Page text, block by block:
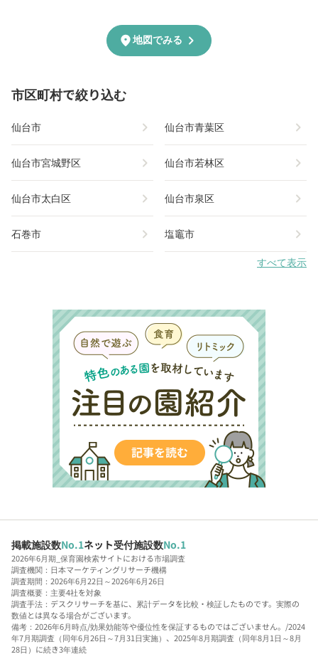
location_on地図でみる chevron_right
市区町村で絞り込む
仙台市 chevron_right 仙台市青葉区 chevron_right
仙台市宮城野区 chevron_right 仙台市若林区 chevron_right
仙台市太白区 chevron_right 仙台市泉区 chevron_right
石巻市 chevron_right 塩竈市 chevron_right
すべて表示
掲載施設数No.1ネット受付施設数No.1
2026年6月期_保育園検索サイトにおける市場調査
調査機関：日本マーケティングリサーチ機構
調査期間：2026年6月22日～2026年6月26日
調査概要：主要4社を対象
調査手法：デスクリサーチを基に、累計データを比較・検証したものです。実際の
数値とは異なる場合がございます。
備考：2026年6月時点/効果効能等や優位性を保証するものではございません。/2024
年7月期調査（同年6月26日～7月31日実施）、2025年8月期調査（同年8月1日～8月
28日）に続き3年連続